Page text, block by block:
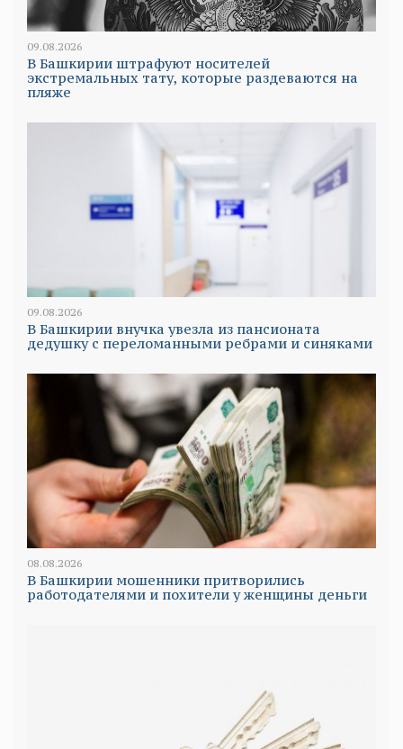
09.08.2026
В Башкирии штрафуют носителей
экстремальных тату, которые раздеваются на
пляже
09.08.2026
В Башкирии внучка увезла из пансионата
дедушку с переломанными ребрами и синяками
08.08.2026
В Башкирии мошенники притворились
работодателями и похители у женщины деньги